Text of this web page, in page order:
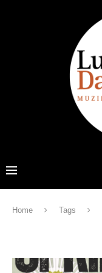
Home Tags